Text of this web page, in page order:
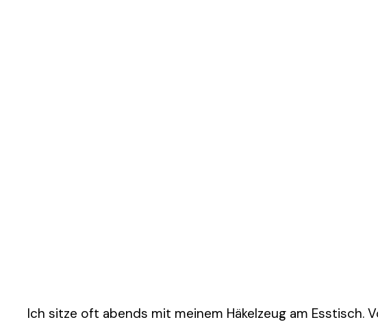
Ich sitze oft abends mit meinem Häkelzeug am Esstisch.